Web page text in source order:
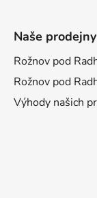
Naše prodejny
Rožnov pod
Rožnov pod
Výhody našich